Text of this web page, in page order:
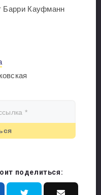
Барри Кауфманн
поделиться: